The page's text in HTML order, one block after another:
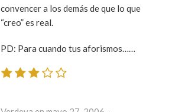
convencer a los demás de que lo que
“creo” es real.
PD: Para cuando tus aforismos……